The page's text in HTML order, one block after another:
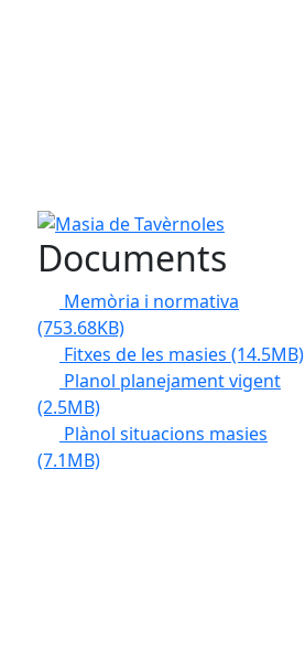
Masia de Tavèrnoles
Documents
Memòria i normativa
(753.68KB)
Fitxes de les masies (14.5MB)
Planol planejament vigent
(2.5MB)
Plànol situacions masies
(7.1MB)